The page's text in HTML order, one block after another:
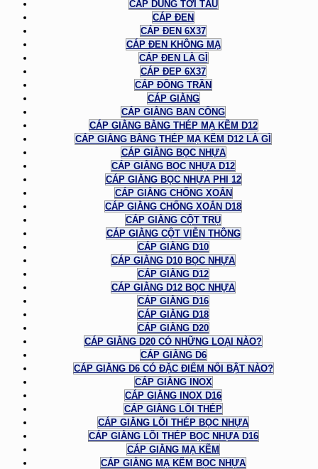
CÁP DÙNG TỜI TÀU
CÁP ĐEN
CÁP ĐEN 6X37
CÁP ĐEN KHÔNG MẠ
CÁP ĐEN LÀ GÌ
CÁP ĐEP 6X37
CÁP ĐỒNG TRẦN
CÁP GIẰNG
CÁP GIẰNG BAN CÔNG
CÁP GIẰNG BẰNG THÉP MẠ KẼM D12
CÁP GIẰNG BẰNG THÉP MẠ KẼM D12 LÀ GÌ
CÁP GIẰNG BỌC NHỰA
CÁP GIẰNG BỌC NHỰA D12
CÁP GIẰNG BỌC NHỰA PHI 12
CÁP GIẰNG CHỐNG XOẮN
CÁP GIẰNG CHỐNG XOẮN D18
CÁP GIẰNG CỘT TRỤ
CÁP GIẰNG CỘT VIỄN THÔNG
CÁP GIẰNG D10
CÁP GIẰNG D10 BỌC NHỰA
CÁP GIẰNG D12
CÁP GIẰNG D12 BỌC NHỰA
CÁP GIẰNG D16
CÁP GIẰNG D18
CÁP GIẰNG D20
CÁP GIẰNG D20 CÓ NHỮNG LOẠI NÀO?
CÁP GIẰNG D6
CÁP GIẰNG D6 CÓ ĐẶC ĐIỂM NỔI BẬT NÀO?
CÁP GIẰNG INOX
CÁP GIẰNG INOX D16
CÁP GIẰNG LÕI THÉP
CÁP GIẰNG LÕI THÉP BỌC NHỰA
CÁP GIẰNG LÕI THÉP BỌC NHỰA D16
CÁP GIẰNG MẠ KẼM
CÁP GIẰNG MẠ KẼM BỌC NHỰA